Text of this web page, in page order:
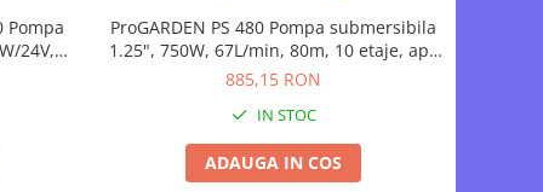
Pompa
24V,
apa
ProGARDEN PS 480 Pompa submersibila
1.25", 750W, 67L/min, 80m, 10 etaje, apa
curata
885,15 RON
IN STOC
ADAUGA IN COS